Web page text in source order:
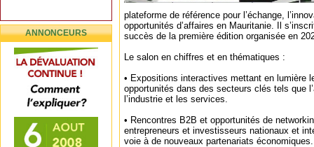
ANNONCEURS
plateforme de référence pour l’échange,
opportunités d’affaires en Mauritanie. Il
succès de la première édition organisée en
Le salon en chiffres et en thématiques :
• Expositions interactives mettant en lumière
opportunités dans des secteurs clés tels que
l’industrie et les services.
• Rencontres B2B et opportunités de
entrepreneurs et investisseurs nationaux et
voie à de nouveaux partenariats économiques.